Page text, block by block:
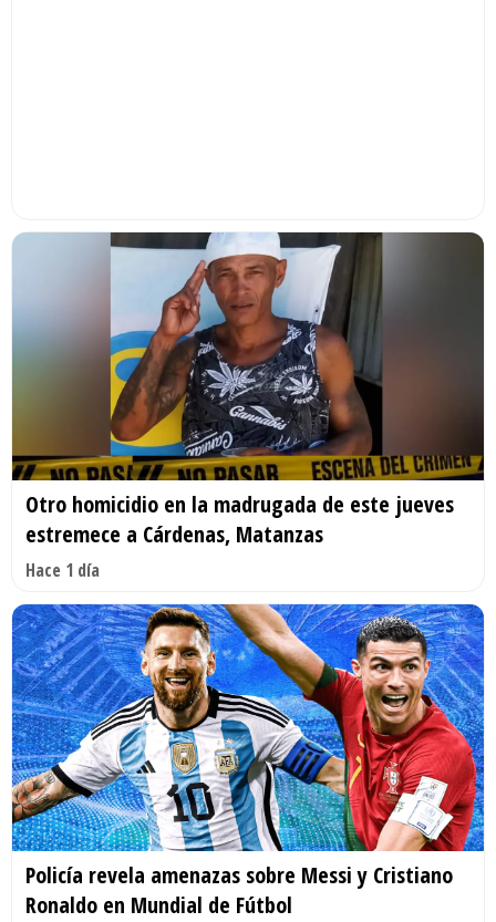
Otro homicidio en la madrugada de este jueves
estremece a Cárdenas, Matanzas
Hace 1 día
Policía revela amenazas sobre Messi y Cristiano
Ronaldo en Mundial de Fútbol